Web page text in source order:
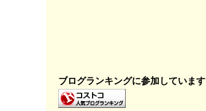
ブログランキングに参加しています